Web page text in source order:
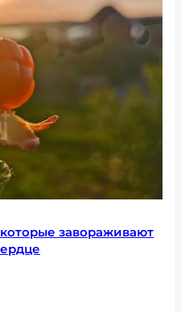
завораживают